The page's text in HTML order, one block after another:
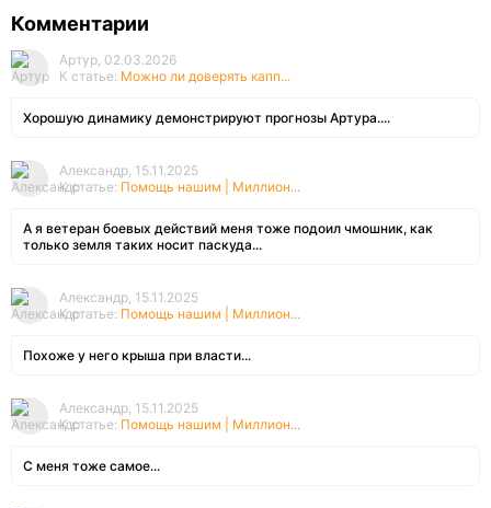
Комментарии
Артур, 02.03.2026
К статье: Можно ли доверять капп...
Хорошую динамику демонстрируют прогнозы Артура....
Александр, 15.11.2025
К статье: Помощь нашим | Миллион...
А я ветеран боевых действий меня тоже подоил чмошник, как
только земля таких носит паскуда...
Александр, 15.11.2025
К статье: Помощь нашим | Миллион...
Похоже у него крыша при власти...
Александр, 15.11.2025
К статье: Помощь нашим | Миллион...
С меня тоже самое...